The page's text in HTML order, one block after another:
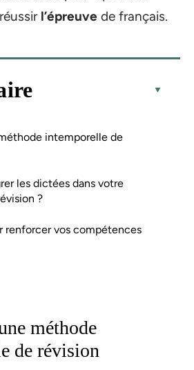
l’épreuve de français.
intemporelle de
les dictées dans votre
?
renforcer vos compétences
méthode
de révision